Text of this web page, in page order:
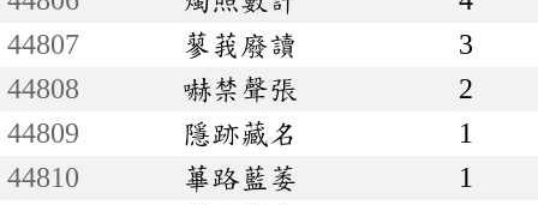
44807
蓼莪廢讀
3
44808
嚇禁聲張
2
44809
隱跡藏名
1
44810
蓽路藍萎
1